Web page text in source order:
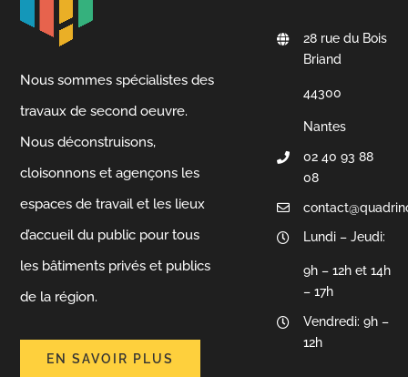
Nous sommes spécialistes des
travaux de second oeuvre.
Nous déconstruisons,
cloisonnons et agençons les
espaces de travail et les lieux
d’accueil du public pour tous
les bâtiments privés et publics
de la région.
EN SAVOIR PLUS
28 rue du Bois
Briand
44300
Nantes
02 40 93 88
08
Lundi – Jeudi:
9h – 12h et 14h
– 17h
Vendredi: 9h –
12h